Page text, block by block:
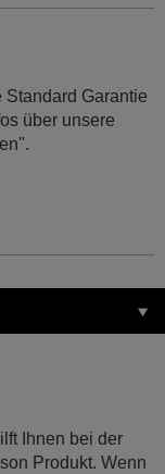
Garantie
über unsere
Ihnen bei der
Produkt. Wenn